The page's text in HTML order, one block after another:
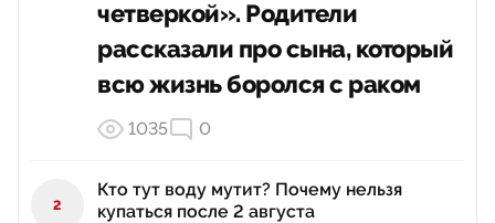
четверкой». Родители
рассказали про сына, который
всю жизнь боролся с раком
1035 0
2
Кто тут воду мутит? Почему нельзя
купаться после 2 августа